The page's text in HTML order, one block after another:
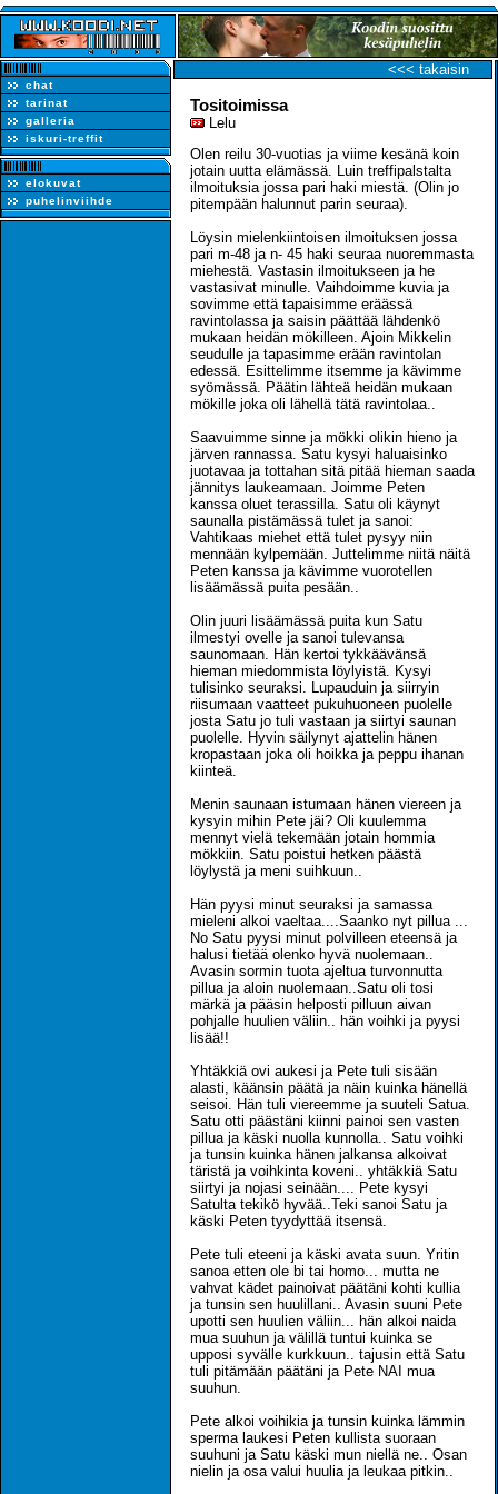
chat
tarinat
galleria
iskuri-treffit
elokuvat
puhelinviihde
<<< takaisin
Tositoimissa
Lelu
Olen reilu 30-vuotias ja viime kesänä koin
jotain uutta elämässä. Luin treffipalstalta
ilmoituksia jossa pari haki miestä. (Olin jo
pitempään halunnut parin seuraa).
Löysin mielenkiintoisen ilmoituksen jossa
pari m-48 ja n- 45 haki seuraa nuoremmasta
miehestä. Vastasin ilmoitukseen ja he
vastasivat minulle. Vaihdoimme kuvia ja
sovimme että tapaisimme eräässä
ravintolassa ja saisin päättää lähdenkö
mukaan heidän mökilleen. Ajoin Mikkelin
seudulle ja tapasimme erään ravintolan
edessä. Esittelimme itsemme ja kävimme
syömässä. Päätin lähteä heidän mukaan
mökille joka oli lähellä tätä ravintolaa..
Saavuimme sinne ja mökki olikin hieno ja
järven rannassa. Satu kysyi haluaisinko
juotavaa ja tottahan sitä pitää hieman saada
jännitys laukeamaan. Joimme Peten
kanssa oluet terassilla. Satu oli käynyt
saunalla pistämässä tulet ja sanoi:
Vahtikaas miehet että tulet pysyy niin
mennään kylpemään. Juttelimme niitä näitä
Peten kanssa ja kävimme vuorotellen
lisäämässä puita pesään..
Olin juuri lisäämässä puita kun Satu
ilmestyi ovelle ja sanoi tulevansa
saunomaan. Hän kertoi tykkäävänsä
hieman miedommista löylyistä. Kysyi
tulisinko seuraksi. Lupauduin ja siirryin
riisumaan vaatteet pukuhuoneen puolelle
josta Satu jo tuli vastaan ja siirtyi saunan
puolelle. Hyvin säilynyt ajattelin hänen
kropastaan joka oli hoikka ja peppu ihanan
kiinteä.
Menin saunaan istumaan hänen viereen ja
kysyin mihin Pete jäi? Oli kuulemma
mennyt vielä tekemään jotain hommia
mökkiin. Satu poistui hetken päästä
löylystä ja meni suihkuun..
Hän pyysi minut seuraksi ja samassa
mieleni alkoi vaeltaa....Saanko nyt pillua ...
No Satu pyysi minut polvilleen eteensä ja
halusi tietää olenko hyvä nuolemaan..
Avasin sormin tuota ajeltua turvonnutta
pillua ja aloin nuolemaan..Satu oli tosi
märkä ja pääsin helposti pilluun aivan
pohjalle huulien väliin.. hän voihki ja pyysi
lisää!!
Yhtäkkiä ovi aukesi ja Pete tuli sisään
alasti, käänsin päätä ja näin kuinka hänellä
seisoi. Hän tuli viereemme ja suuteli Satua.
Satu otti päästäni kiinni painoi sen vasten
pillua ja käski nuolla kunnolla.. Satu voihki
ja tunsin kuinka hänen jalkansa alkoivat
täristä ja voihkinta koveni.. yhtäkkiä Satu
siirtyi ja nojasi seinään.... Pete kysyi
Satulta tekikö hyvää..Teki sanoi Satu ja
käski Peten tyydyttää itsensä.
Pete tuli eteeni ja käski avata suun. Yritin
sanoa etten ole bi tai homo... mutta ne
vahvat kädet painoivat päätäni kohti kullia
ja tunsin sen huulillani.. Avasin suuni Pete
upotti sen huulien väliin... hän alkoi naida
mua suuhun ja välillä tuntui kuinka se
upposi syvälle kurkkuun.. tajusin että Satu
tuli pitämään päätäni ja Pete NAI mua
suuhun.
Pete alkoi voihikia ja tunsin kuinka lämmin
sperma laukesi Peten kullista suoraan
suuhuni ja Satu käski mun niellä ne.. Osan
nielin ja osa valui huulia ja leukaa pitkin..